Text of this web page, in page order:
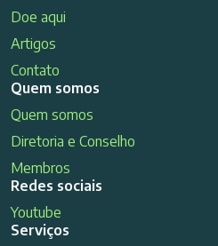
Doe aqui
Artigos
Contato
Quem somos
Quem somos
Diretoria e Conselho
Membros
Redes sociais
Youtube
Serviços